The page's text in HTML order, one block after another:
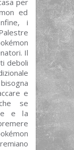
per
ed
i
Il
deboli
e
se
e la